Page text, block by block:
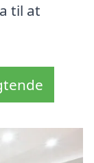
til at